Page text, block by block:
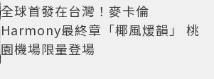
全球首發在台灣！麥卡倫
Harmony最終章「椰風煖韻」 桃
園機場限量登場